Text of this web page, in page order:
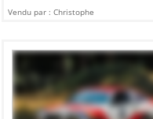
Vendu par : Christophe